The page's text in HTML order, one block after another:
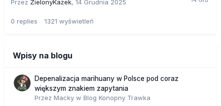
Przez ZielonyKazek, 14 Grudnia 2025
0 replies 1321 wyświetleń
Wpisy na blogu
Depenalizacja marihuany w Polsce pod coraz
większym znakiem zapytania
Przez Macky w Blog Konopny Trawka